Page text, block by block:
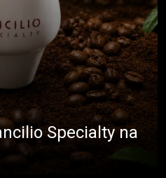
Specialty na